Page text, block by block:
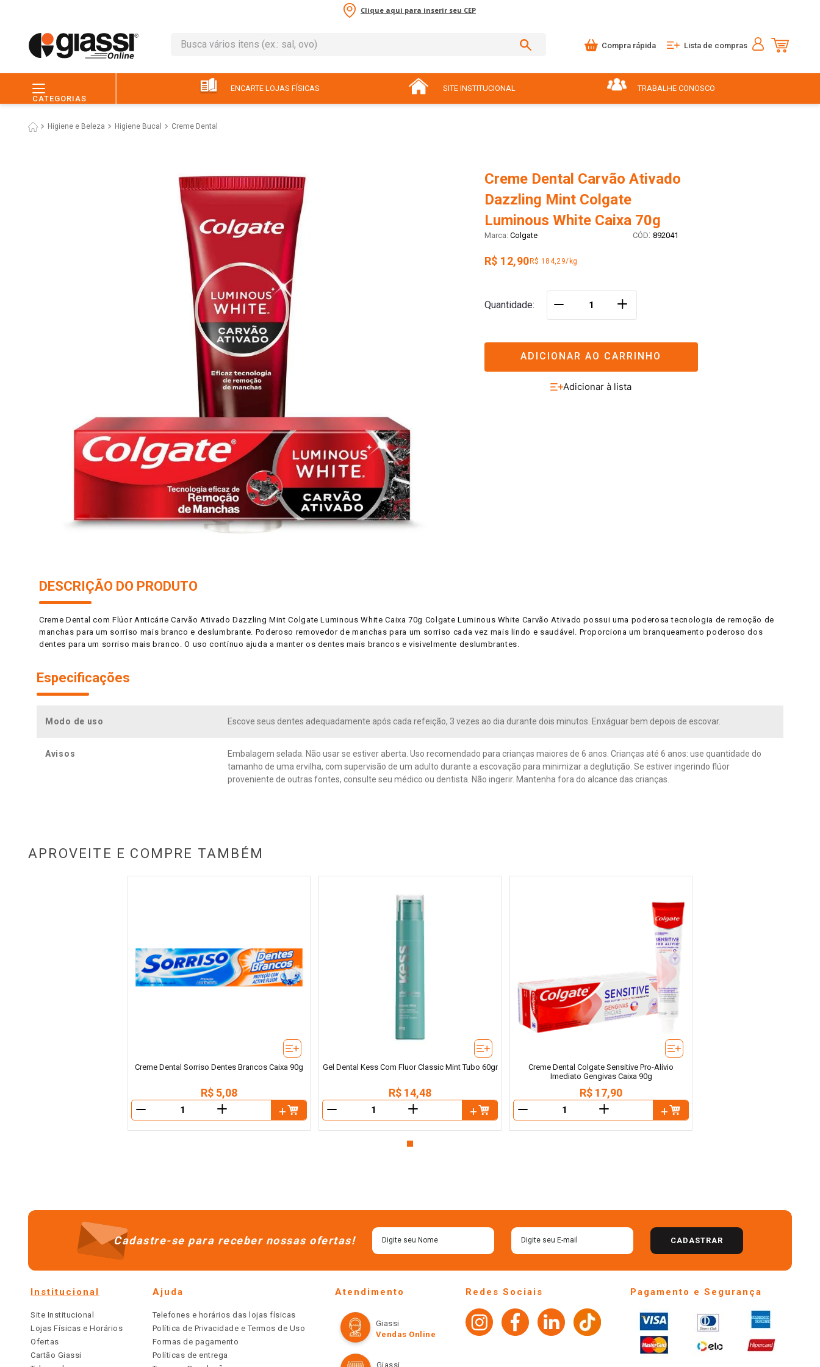
Clique aqui para inserir seu CEP
Busca vários itens (ex.: sal, ovo)
Compra rápida Lista de compras
CATEGORIAS
ENCARTE LOJAS FÍSICAS SITE INSTITUCIONAL TRABALHE CONOSCO
Higiene e Beleza Higiene Bucal Creme Dental
Creme Dental Carvão Ativado
Dazzling Mint Colgate
Luminous White Caixa 70g
Colgate : 892041
R$ 12,90R$ 184,29/kg
Quantidade ＋
ADICIONAR AO CARRINHO
DESCRIÇÃO DO PRODUTO
Creme Dental com Flúor Anticárie Carvão Ativado Dazzling Mint Colgate Luminous White Caixa 70g Colgate Luminous White Carvão Ativado possui uma poderosa tecnologia de remoção de
manchas para um sorriso mais branco e deslumbrante. Poderoso removedor de manchas para um sorriso cada vez mais lindo e saudável. Proporciona um branqueamento poderoso dos
dentes para um sorriso mais branco. O uso contínuo ajuda a manter os dentes mais brancos e visivelmente deslumbrantes.
Especificações
Modo de uso Escove seus dentes adequadamente após cada refeição, 3 vezes ao dia durante dois minutos. Enxáguar bem depois de escovar.
Avisos
Embalagem selada. Não usar se estiver aberta. Uso recomendado para crianças maiores de 6 anos. Crianças até 6 anos: use quantidade do
tamanho de uma ervilha, com supervisão de um adulto durante a escovação para minimizar a deglutição. Se estiver ingerindo flúor
proveniente de outras fontes, consulte seu médico ou dentista. Não ingerir. Mantenha fora do alcance das crianças.
APROVEITE E COMPRE TAMBÉM
Creme Dental Sorriso Dentes Brancos Caixa 90g
R$ 5,08
＋
Gel Dental Kess Com Fluor Classic Mint Tubo 60gr
R$ 14,48
＋
Creme Dental Colgate Sensitive Pro-Alívio
Imediato Gengivas Caixa 90g
R$ 17,90
＋
Cadastre-se para receber nossas ofertas! CADASTRAR
Institucional
Site Institucional
Lojas Físicas e Horários
Ofertas
Cartão Giassi
Ajuda
Telefones e horários das lojas físicas
Política de Privacidade e Termos de Uso
Formas de pagamento
Políticas de entrega
Atendimento
Giassi
Vendas Online
Giassi
Redes Sociais Pagamento e Segurança
café
3º queijo
macarrão
7º
8º pão
º
10 º iogurte